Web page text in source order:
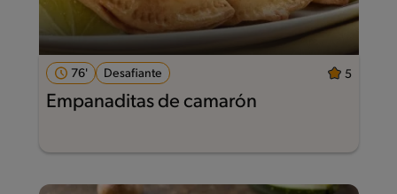
76' Desafiante 5
Empanaditas de camarón